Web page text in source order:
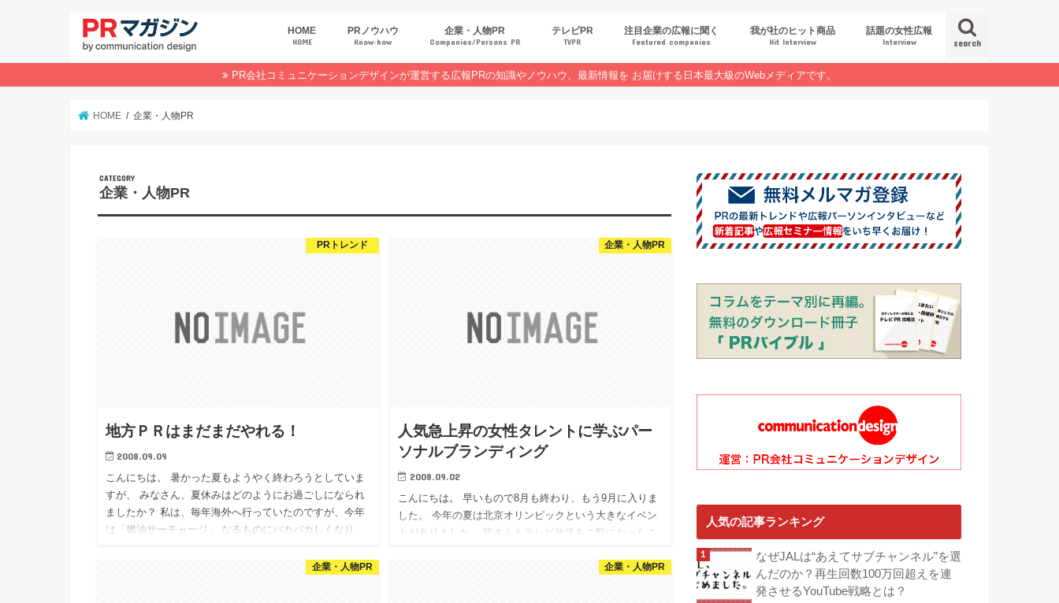
search
HOME
HOME
PRノウハウ
Know‐how
広報スキルUP
商品・サービスPR
デジタルPR
PRトレンド
イベントPR
業界コラム
オンラインセミナーレポート
企業・人物PR
Companies/Persons PR
テレビPR
TVPR
注目企業の広報に聞く
Featured companies
我が社のヒット商品
Hit Interview
話題の女性広報
Interview
PR会社コミュニケーションデザインが運営する広報PRの知識やノウハウ、最新情報を お届けする日本最大級のWebメディアです。
HOME 企業・人物PR
企業・人物PR
PRトレンド
地方ＰＲはまだまだやれる！
2008.09.09
こんにちは。 暑かった夏もようやく終わろうとしていま
すが、 みなさん、夏休みはどのようにお過ごしになられ
ましたか？ 私は、毎年海外へ行っていたのですが、今年
は「燃油サーチャージ」 なるものにバカバカしくなり、
企業・人物PR
人気急上昇の女性タレントに学ぶパー
ソナルブランディング
2008.09.02
こんにちは。 早いもので8月も終わり、もう9月に入りま
した。 今年の夏は北京オリンピックという大きなイベン
トがありました。 皆さんもテレビ放送をご覧になったこ
企業・人物PR 企業・人物PR
人気の記事ランキング
なぜJALは“あえてサブチャンネル”を選
んだのか？再生回数100万回超えを連
発させるYouTube戦略とは？